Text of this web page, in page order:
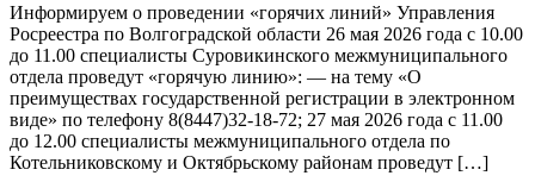
Информируем о проведении «горячих линий» Управления
Росреестра по Волгоградской области 26 мая 2026 года с 10.00
до 11.00 специалисты Суровикинского межмуниципального
отдела проведут «горячую линию»: — на тему «О
преимуществах государственной регистрации в электронном
виде» по телефону 8(8447)32-18-72; 27 мая 2026 года с 11.00
до 12.00 специалисты межмуниципального отдела по
Котельниковскому и Октябрьскому районам проведут […]